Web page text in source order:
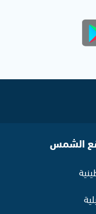
الشمس